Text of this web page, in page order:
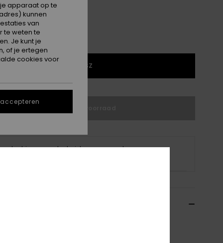
1SZ
is momenteel niet op voorraad.
apparaat op te
kunnen
van
te weten te
Je kunt je
of je ertegen
cookies voor